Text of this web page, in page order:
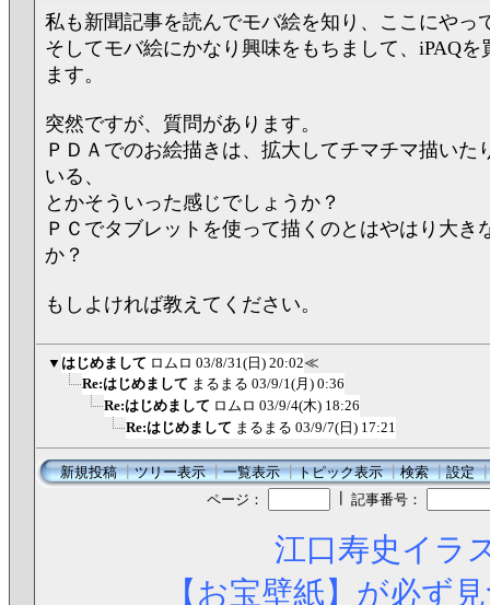
私も新聞記事を読んでモバ絵を知り、ここにやっ
そしてモバ絵にかなり興味をもちまして、iPAQを
ます。
突然ですが、質問があります。
ＰＤＡでのお絵描きは、拡大してチマチマ描いた
いる、
とかそういった感じでしょうか？
ＰＣでタブレットを使って描くのとはやはり大き
か？
もしよければ教えてください。
▼ はじめまして ロムロ 03/8/31(日) 20:02≪
Re:はじめまして まるまる 03/9/1(月) 0:36
Re:はじめまして ロムロ 03/9/4(木) 18:26
Re:はじめまして まるまる 03/9/7(日) 17:21
新規投稿┃ツリー表示┃一覧表示┃トピック表示┃検索┃設定
ページ：
記事番号：
江口寿史イラ
【お宝壁紙】が必ず